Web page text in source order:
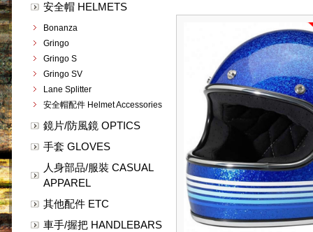
安全帽 HELMETS
Bonanza
Gringo
Gringo S
Gringo SV
Lane Splitter
安全帽配件 Helmet Accessories
鏡片/防風鏡 OPTICS
手套 GLOVES
人身部品/服裝 CASUAL
APPAREL
其他配件 ETC
車手/握把 HANDLEBARS